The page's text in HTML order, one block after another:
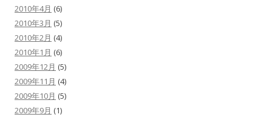
2010年4月 (6)
2010年3月 (5)
2010年2月 (4)
2010年1月 (6)
2009年12月 (5)
2009年11月 (4)
2009年10月 (5)
2009年9月 (1)